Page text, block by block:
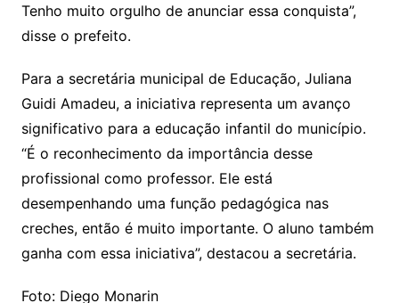
Tenho muito orgulho de anunciar essa conquista”,
disse o prefeito.
Para a secretária municipal de Educação, Juliana
Guidi Amadeu, a iniciativa representa um avanço
significativo para a educação infantil do município.
“É o reconhecimento da importância desse
profissional como professor. Ele está
desempenhando uma função pedagógica nas
creches, então é muito importante. O aluno também
ganha com essa iniciativa”, destacou a secretária.
Foto: Diego Monarin